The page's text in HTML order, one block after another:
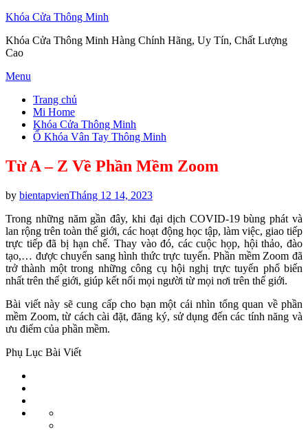
Khóa Cửa Thông Minh
Khóa Cửa Thông Minh Hàng Chính Hãng, Uy Tín, Chất Lượng
Cao
Skip
content
Menu
Trang chủ
Mi Home
Khóa Cửa Thông Minh
Ổ Khóa Vân Tay Thông Minh
Từ A – Z Về Phần Mềm Zoom
by bientapvienPosted
Tháng 12 14, 2023
Trong những năm gần đây, khi đại dịch COVID-19 bùng phát và
lan rộng trên toàn thế giới, các hoạt động học tập, làm việc, giao tiếp
trực tiếp đã bị hạn chế. Thay vào đó, các cuộc họp, hội thảo, đào
tạo,… được chuyển sang hình thức trực tuyến. Phần mềm Zoom đã
trở thành một trong những công cụ hội nghị trực tuyến phổ biến
nhất trên thế giới, giúp kết nối mọi người từ mọi nơi trên thế giới.
Bài viết này sẽ cung cấp cho bạn một cái nhìn tổng quan về phần
mềm Zoom, từ cách cài đặt, đăng ký, sử dụng đến các tính năng và
ưu điểm của phần mềm.
Phụ Lục Bài Viết